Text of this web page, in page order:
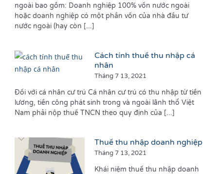
ngoài bao gồm: Doanh nghiệp 100% vốn nước ngoài
hoặc doanh nghiệp có một phần vốn của nhà đầu tư
nước ngoài (hay còn [...]
Cách tính thuế thu nhập cá
nhân
Tháng 7 13, 2021
Đối với cá nhân cư trú Cá nhân cư trú có thu nhập từ tiền
lương, tiền công phát sinh trong và ngoài lãnh thổ Việt
Nam phải nộp thuế TNCN theo quy định của [...]
Thuế thu nhập doanh nghiệp
Tháng 7 13, 2021
Khái niệm thuế thu nhập doanh